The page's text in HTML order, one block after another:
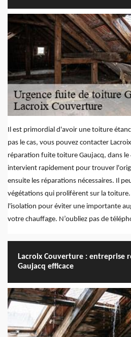
Il est primordial d'avoir une toiture
pas le cas, vous pouvez contacter
réparation fuite toiture Gaujacq, dans
intervient rapidement pour trouver
ensuite les réparations nécessaires. Il
végétations qui prolifèrent sur la
l'isolation pour éviter une importante
votre chauffage. N’oubliez pas de
Lacroix Couverture :
Gaujacq efficace